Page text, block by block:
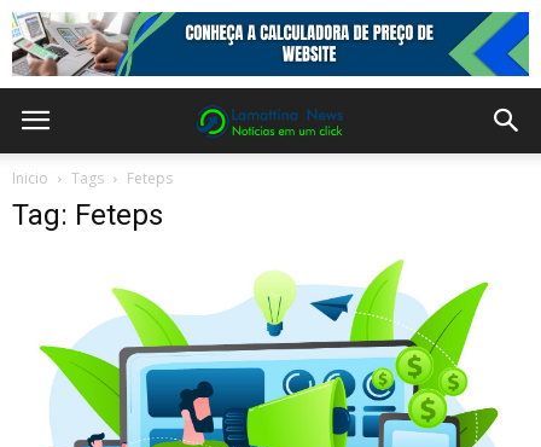
Inicio Tags Feteps
Tag: Feteps